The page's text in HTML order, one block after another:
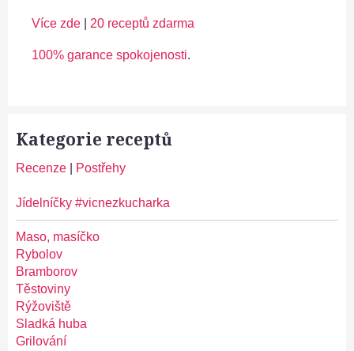
Více zde 20 receptů zdarma
100% garance spokojenosti.
Kategorie receptů
Recenze Postřehy
Jídelníčky #vicnezkucharka
Maso, masíčko
Rybolov
Bramborov
Těstoviny
Rýžoviště
Sladká huba
Grilování